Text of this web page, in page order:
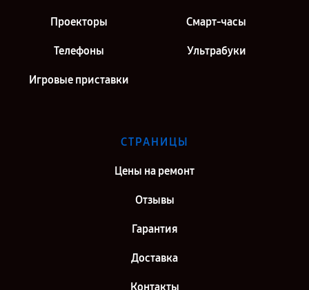
Проекторы Смарт-часы
Телефоны Ультрабуки
Игровые приставки
СТРАНИЦЫ
Цены на ремонт
Отзывы
Гарантия
Доставка
Контакты